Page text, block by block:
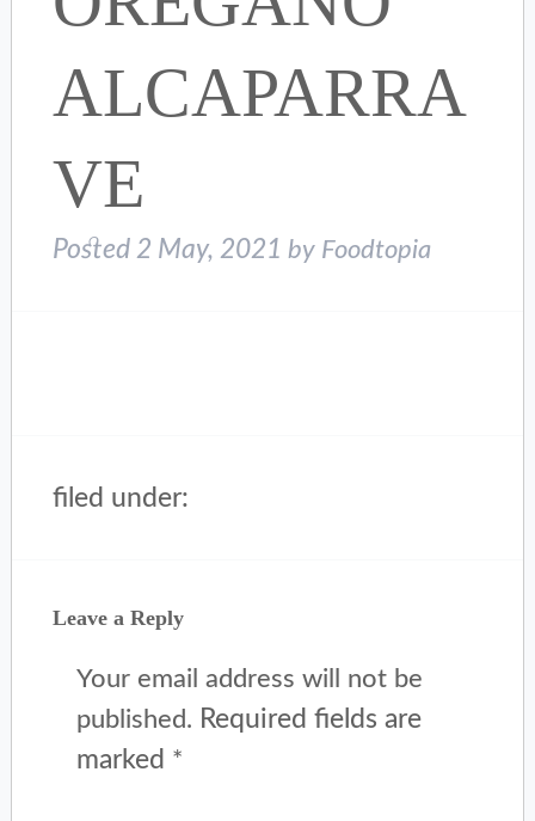
ALCAPARRA
VE
Posted 2 May, 2021 by Foodtopia
filed under:
Leave a Reply
Your email address will not be
published. Required fields are
marked *